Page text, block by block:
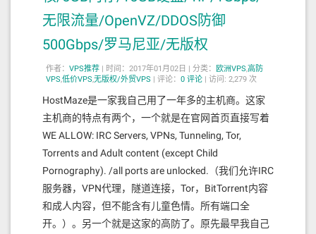
无限流量/OpenVZ/DDOS防御
500Gbps/罗马尼亚/无版权
作者： VPS推荐 | 时间：2017年01月02日 | 分类： 欧洲VPS,高防
VPS,低价VPS,无版权/外贸VPS | 评论： 0 评论 | 访问: 2,279 次
HostMaze是一家我自己用了一年多的主机商。这家
主机商的特点有两个，一个就是在官网首页直接写着
WE ALLOW: IRC Servers, VPNs, Tunneling, Tor,
Torrents and Adult content (except Child
Pornography). /all ports are unlocked.（我们允许IRC
服务器，VPN代理，隧道连接，Tor，BitTorrent内容
和成人内容，但不能含有儿童色情。所有端口全
开。）。另一个就是这家的高防了。原先最早我自己